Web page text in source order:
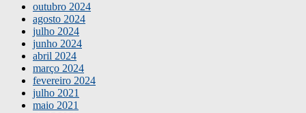
outubro 2024
agosto 2024
julho 2024
junho 2024
abril 2024
março 2024
fevereiro 2024
julho 2021
maio 2021